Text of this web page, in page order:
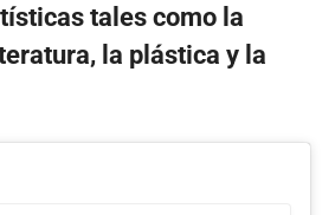
tales como la
la plástica y la